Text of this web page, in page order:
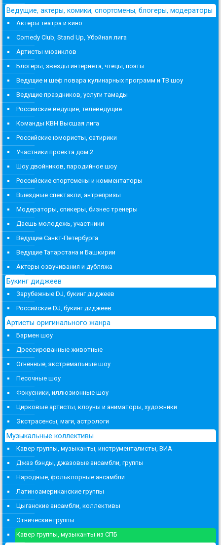
Ведущие, актеры, комики, спортсмены, блогеры, модераторы
Актеры театра и кино
Comedy Club, Stand Up, Убойная лига
Артисты мюзиклов
Блогеры, звезды интернета, чтецы, поэты
Ведущие и шеф повара кулинарных программ и ТВ шоу
Ведущие праздников, услуги тамады
Российские ведущие, телеведущие
Команды КВН Высшая лига
Российские юмористы, сатирики
Участники проекта дом 2
Шоу двойников, пародийное шоу
Российские спортсмены и комментаторы
Выездные спектакли, антрепризы
Модераторы, спикеры, бизнес тренеры
Даешь молодежь, участники
Ведущие Санкт-Петербурга
Ведущие Татарстана и Башкирии
Актеры озвучивания и дубляжа
Букинг диджеев
Зарубежные DJ, букинг диджеев
Российские DJ, букинг диджеев
Артисты оригинального жанра
Бармен шоу
Дрессированные животные
Огненные, экстремальные шоу
Песочные шоу
Фокусники, иллюзионные шоу
Цирковые артисты, клоуны и аниматоры, художники
Экстрасенсы, маги, астрологи
Музыкальные коллективы
Кавер группы, музыканты, инструменталисты, ВИА
Джаз бэнды, джазовые ансамбли, группы
Народные, фольклорные ансамбли
Латиноамериканские группы
Цыганские ансамбли, коллективы
Этнические группы
Кавер группы, музыканты из СПБ